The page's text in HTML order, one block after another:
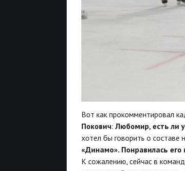
Вот как прокомментировал
Покович:Любомир, есть ли
хотел бы говорить о составе
«Динамо». Понравилась его
К сожалению, сейчас в